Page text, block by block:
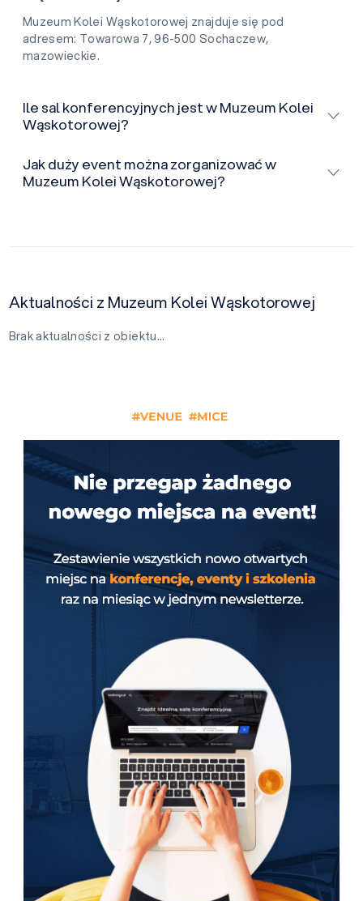
Muzeum Kolei Wąskotorowej znajduje się pod
adresem: Towarowa 7, 96-500 Sochaczew,
mazowieckie.
Ile sal konferencyjnych jest w Muzeum Kolei
Wąskotorowej?
Jak duży event można zorganizować w
Muzeum Kolei Wąskotorowej?
Aktualności z Muzeum Kolei Wąskotorowej
Brak aktualności z obiektu…